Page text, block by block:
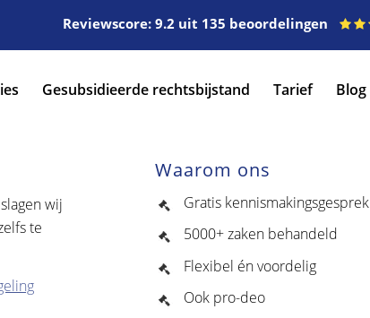
Reviewscore: 9.2 uit 135 beoordelingen
Gesubsidieerde rechtsbijstand Tarief Blog
wij
te
Waarom ons
Gratis kennismakingsgesprek
5000+ zaken behandeld
Flexibel én voordelig
Ook pro-deo